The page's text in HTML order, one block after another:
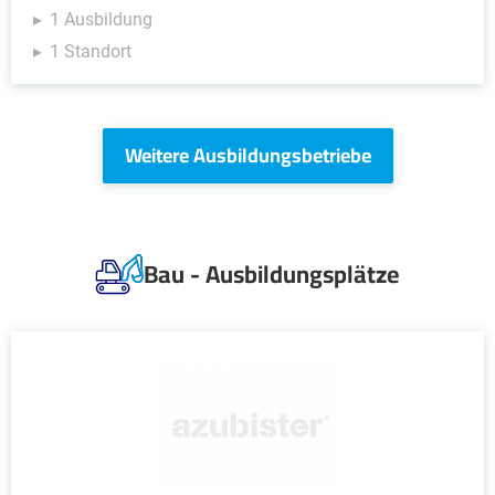
1 Ausbildung
1 Standort
Weitere Ausbildungsbetriebe
Bau - Ausbildungsplätze